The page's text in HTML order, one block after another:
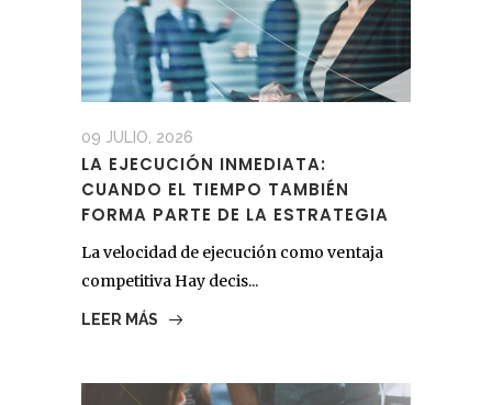
09 JULIO, 2026
LA EJECUCIÓN INMEDIATA:
CUANDO EL TIEMPO TAMBIÉN
FORMA PARTE DE LA ESTRATEGIA
La velocidad de ejecución como ventaja
competitiva Hay decis...
LEER MÁS